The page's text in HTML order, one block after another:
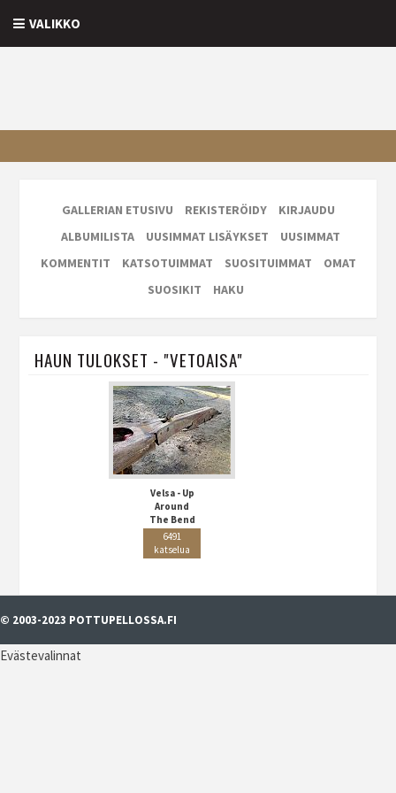
VALIKKO
GALLERIAN ETUSIVU REKISTERÖIDY
KIRJAUDU
ALBUMILISTA
UUSIMMAT LISÄYKSET
UUSIMMAT
KOMMENTIT
KATSOTUIMMAT SUOSITUIMMAT
OMAT
SUOSIKIT
HAKU
HAUN TULOKSET - "VETOAISA"
Velsa - Up
Around
The Bend
6491
katselua
© 2003-2023 POTTUPELLOSSA.FI
Evästevalinnat